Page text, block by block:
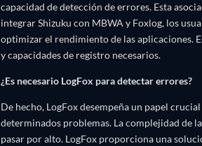
capacidad de detección de errores. Esta
integrar Shizuku con MBWA y Foxlog, los
optimizar el rendimiento de las aplicaciones.
y capacidades de registro necesarios.
¿Es necesario LogFox para detectar errores?
De hecho, LogFox desempeña un papel
determinados problemas. La complejidad de
pasar por alto. LogFox proporciona una